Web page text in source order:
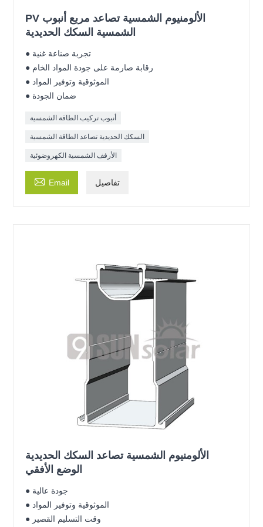
PV الألومنيوم الشمسية تصاعد مربع أنبوب
الشمسية السكك الحديدية
● تجربة صناعة غنية
● رقابة صارمة على جودة المواد الخام
● الموثوقية وتوفير المواد
● ضمان الجودة
أنبوب تركيب الطاقة الشمسية
السكك الحديدية تصاعد الطاقة الشمسية
الأرفف الشمسية الكهروضوئية
 Email تفاصيل
الألومنيوم الشمسية تصاعد السكك الحديدية
الوضع الأفقي
● جودة عالية
● الموثوقية وتوفير المواد
● وقت التسليم القصير